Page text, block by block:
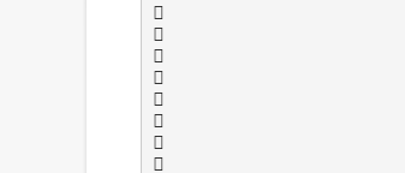







